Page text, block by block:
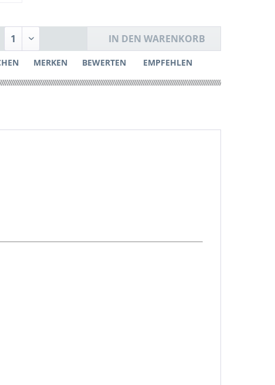
IN DEN WARENKORB
MERKEN BEWERTEN EMPFEHLEN